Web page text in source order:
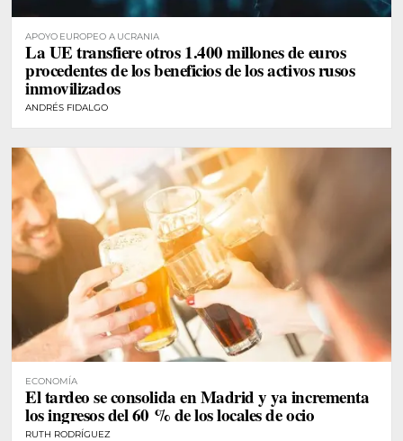
APOYO EUROPEO A UCRANIA
La UE transfiere otros 1.400 millones de euros
procedentes de los beneficios de los activos rusos
inmovilizados
ANDRÉS FIDALGO
ECONOMÍA
El tardeo se consolida en Madrid y ya incrementa
los ingresos del 60 % de los locales de ocio
RUTH RODRÍGUEZ